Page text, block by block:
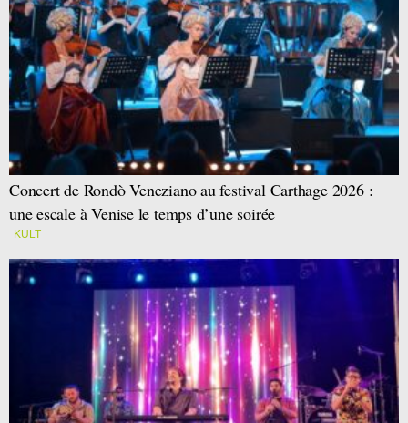
Concert de Rondò Veneziano au festival Carthage 2026 :
une escale à Venise le temps d’une soirée
KULT